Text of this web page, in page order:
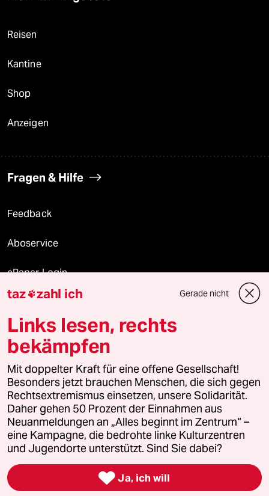
Reisen
Kantine
Shop
Anzeigen
Fragen & Hilfe
Feedback
Aboservice
ePaper Login
Downloads für Abonnierende
© 2026 taz Verlags und Vertriebs GmbH
Alle Rechte vorbehalten. Bei rechtlichen Fragen oder für Genehmigungen
wenden Sie sich bitte an
lizenzen@taz.de
Feedback Redaktionsstatut Kommune-Richtlinien
Leitlinie Informant Datenschutz Impressum AGB
Seitenwende Einwilligungen widerrufen (Ads)
taz zahl ich Gerade nicht
Links lesen, rechts
bekämpfen
Mit doppelter Kraft für eine offene Gesellschaft!
Besonders jetzt brauchen Menschen, die sich gegen
Rechtsextremismus einsetzen, unsere Solidarität.
Daher gehen 50 Prozent der Einnahmen aus
Neuanmeldungen an „Alles beginnt im Zentrum“ –
eine Kampagne, die bedrohte linke Kulturzentren
und Jugendorte unterstützt. Sind Sie dabei?
 Ja, ich will